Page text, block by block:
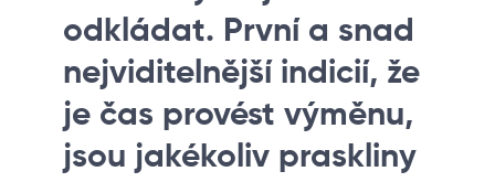
odkládat. První a snad
nejviditelnější indicií, že
je čas provést výměnu,
jsou jakékoliv praskliny